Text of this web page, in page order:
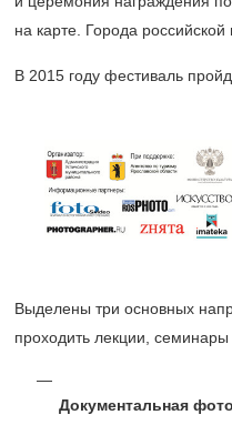
на карте. Города
В 2015 году фестиваль
Выделены три основных
проходить лекции,
Документальная